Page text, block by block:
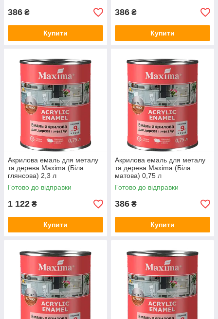
386 ₴
Купити
386 ₴
Купити
Акрилова емаль для металу
та дерева Maxima (Біла
глянсова) 2,3 л
Готово до відправки
1 122 ₴
Купити
Акрилова емаль для металу
та дерева Maxima (Біла
матова) 0,75 л
Готово до відправки
386 ₴
Купити